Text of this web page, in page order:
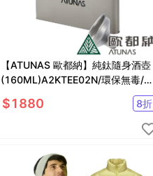
【ATUNAS 歐都納】純鈦隨身酒壺
(160ML)A2KTEE02N/環保無毒/
$1880 8折